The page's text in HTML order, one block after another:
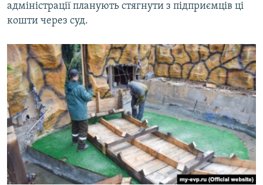
адміністрації планують стягнути з підприємців ці
кошти через суд.